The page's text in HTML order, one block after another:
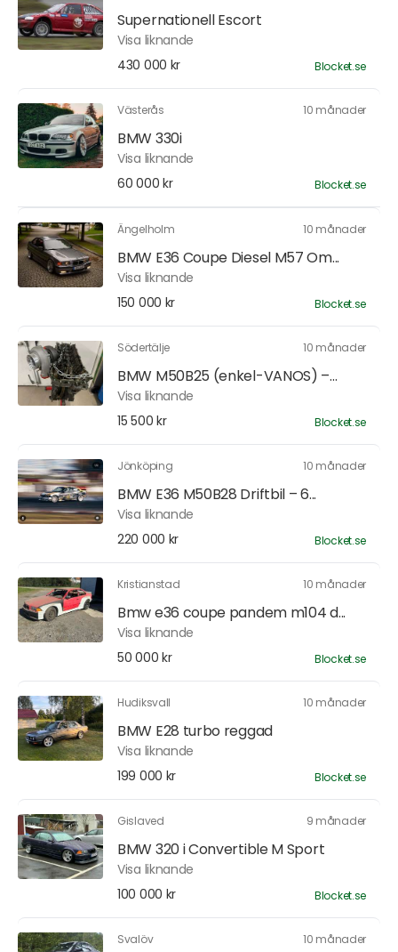
Supernationell Escort
Visa liknande
430 000 kr
Blocket.se
Västerås 10 månader
BMW 330i
Visa liknande
60 000 kr
Blocket.se
Ängelholm 10 månader
BMW E36 Coupe Diesel M57 Om...
Visa liknande
150 000 kr
Blocket.se
Södertälje 10 månader
BMW M50B25 (enkel-VANOS) –...
Visa liknande
15 500 kr
Blocket.se
Jönköping 10 månader
BMW E36 M50B28 Driftbil – 6...
Visa liknande
220 000 kr
Blocket.se
Kristianstad 10 månader
Bmw e36 coupe pandem m104 d...
Visa liknande
50 000 kr
Blocket.se
Hudiksvall 10 månader
BMW E28 turbo reggad
Visa liknande
199 000 kr
Blocket.se
Gislaved 9 månader
BMW 320 i Convertible M Sport
Visa liknande
100 000 kr
Blocket.se
Svalöv 10 månader